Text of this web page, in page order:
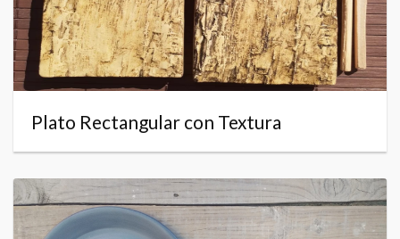
Plato Rectangular con Textura